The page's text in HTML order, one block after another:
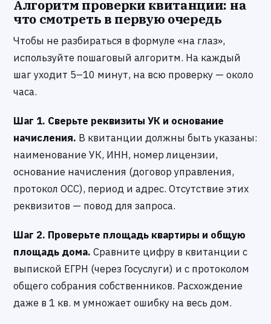
Алгоритм проверки квитанции: на
что смотреть в первую очередь
Чтобы не разбираться в формуле «на глаз»,
используйте пошаговый алгоритм. На каждый
шаг уходит 5–10 минут, на всю проверку — около
часа.
Шаг 1. Сверьте реквизиты УК и основание
начисления. В квитанции должны быть указаны:
наименование УК, ИНН, номер лицензии,
основание начисления (договор управления,
протокол ОСС), период и адрес. Отсутствие этих
реквизитов — повод для запроса.
Шаг 2. Проверьте площадь квартиры и общую
площадь дома. Сравните цифру в квитанции с
выпиской ЕГРН (через Госуслуги) и с протоколом
общего собрания собственников. Расхождение
даже в 1 кв. м умножает ошибку на весь дом.